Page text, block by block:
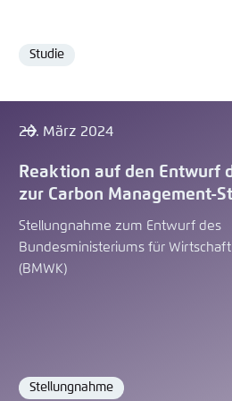
Format
Studie
26. März 2024
Reaktion auf den Entwurf
zur Carbon Management-
Stellungnahme zum Entwurf des
Bundesministeriums für
(BMWK)
Format
Stellungnahme